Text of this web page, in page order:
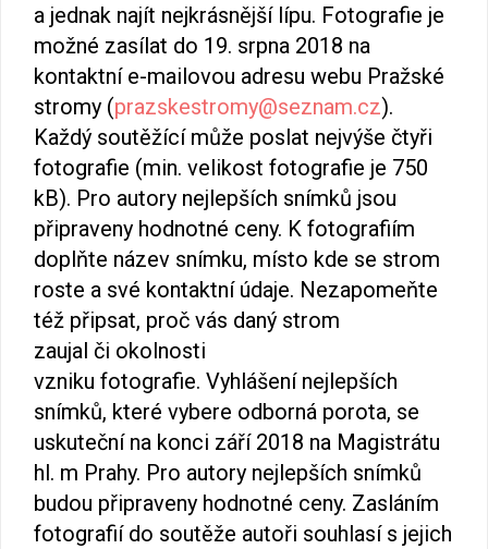
a jednak najít nejkrásnější lípu. Fotografie je
možné zasílat do 19. srpna 2018 na
kontaktní e-mailovou adresu webu Pražské
stromy (prazskestromy@seznam.cz).
Každý soutěžící může poslat nejvýše čtyři
fotografie (min. velikost fotografie je 750
kB). Pro autory nejlepších snímků jsou
připraveny hodnotné ceny. K fotografiím
doplňte název snímku, místo kde se strom
roste a své kontaktní údaje. Nezapomeňte
též připsat, proč vás daný strom
zaujal či okolnosti
vzniku fotografie. Vyhlášení nejlepších
snímků, které vybere odborná porota, se
uskuteční na konci září 2018 na Magistrátu
hl. m Prahy. Pro autory nejlepších snímků
budou připraveny hodnotné ceny. Zasláním
fotografií do soutěže autoři souhlasí s jejich